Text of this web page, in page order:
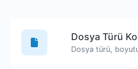
Dosya Türü